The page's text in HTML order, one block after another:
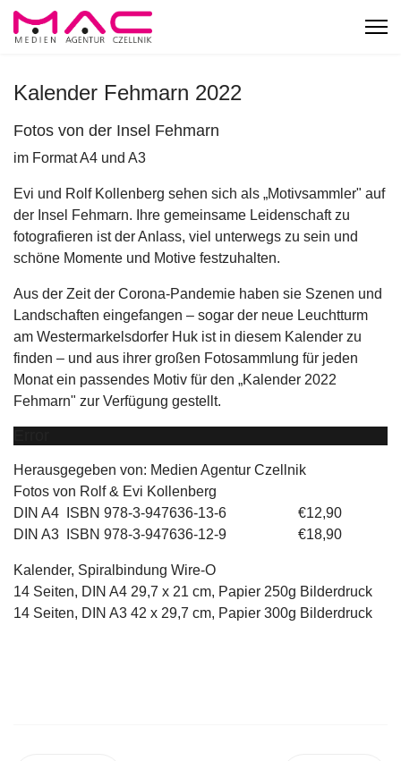
Kalender Fehmarn 2022
Fotos von der Insel Fehmarn
im Format A4 und A3
Evi und Rolf Kollenberg sehen sich als „Motivsammler" auf
der Insel Fehmarn. Ihre gemeinsame Leidenschaft zu
fotografieren ist der Anlass, viel unterwegs zu sein und
schöne Momente und Motive festzuhalten.
Aus der Zeit der Corona-Pandemie haben sie Szenen und
Landschaften eingefangen – sogar der neue Leuchtturm
am Westermarkelsdorfer Huk ist in diesem Kalender zu
finden – und aus ihrer großen Fotosammlung für jeden
Monat ein passendes Motiv für den „Kalender 2022
Fehmarn" zur Verfügung gestellt.
Herausgegeben von: Medien Agentur Czellnik
Fotos von Rolf & Evi Kollenberg
DIN A4 ISBN 978-3-947636-13-6 €12,90
DIN A3 ISBN 978-3-947636-12-9 €18,90
Kalender, Spiralbindung Wire-O
14 Seiten, DIN A4 29,7 x 21 cm, Papier 250g Bilderdruck
14 Seiten, DIN A3 42 x 29,7 cm, Papier 300g Bilderdruck